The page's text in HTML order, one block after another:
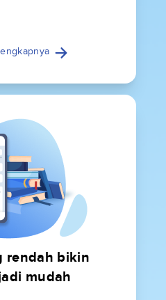
rendah bikin
mudah